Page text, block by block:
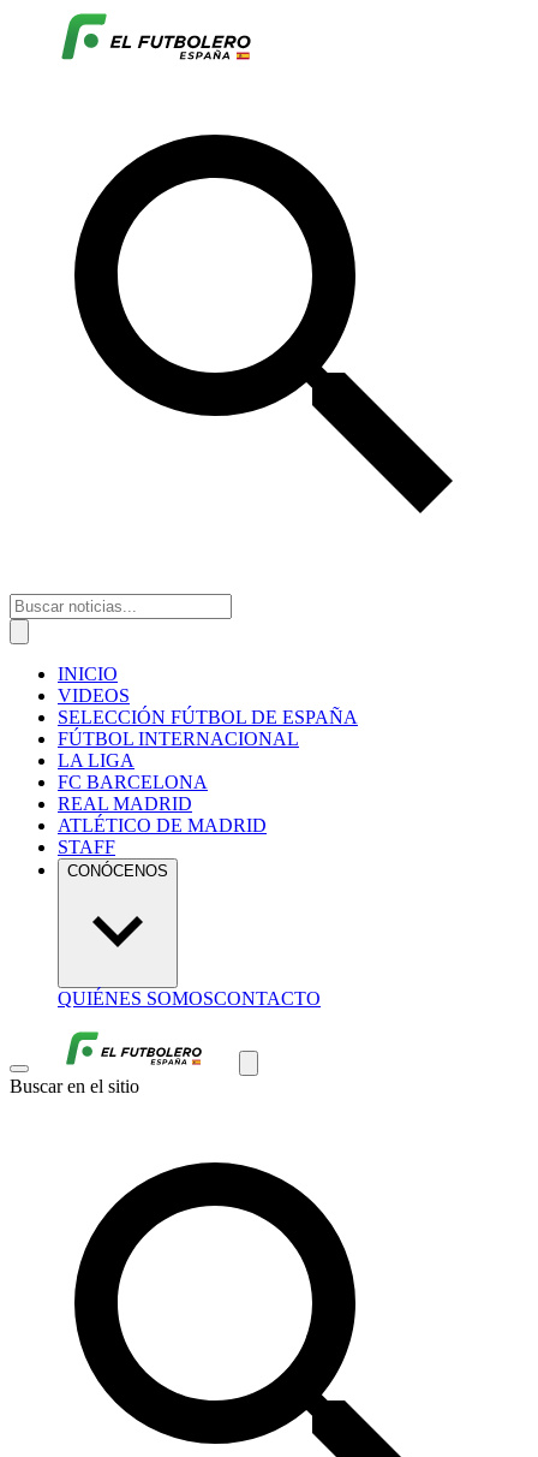
INICIO
VIDEOS
SELECCIÓN FÚTBOL DE ESPAÑA
FÚTBOL INTERNACIONAL
LA LIGA
FC BARCELONA
REAL MADRID
ATLÉTICO DE MADRID
STAFF
CONÓCENOS
QUIÉNES SOMOSCONTACTO
Buscar en el sitio